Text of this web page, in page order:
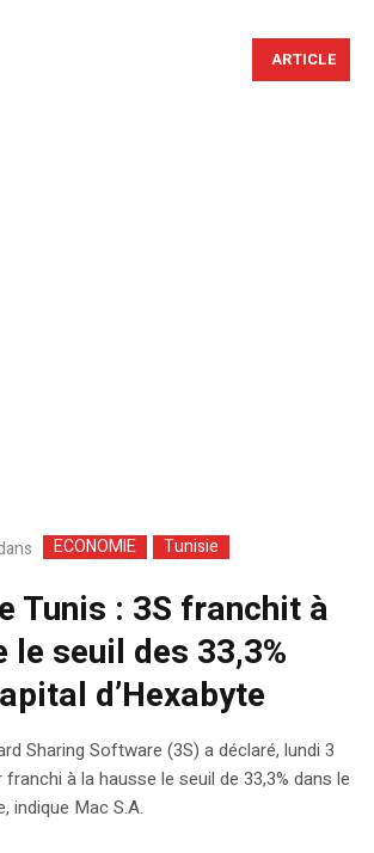
ARTICLE
ECONOMIE Tunisie
Tunis : 3S franchit à
le seuil des 33,3%
d’Hexabyte
Sharing Software (3S) a déclaré, lundi 3
à la hausse le seuil de 33,3% dans le
indique Mac S.A.